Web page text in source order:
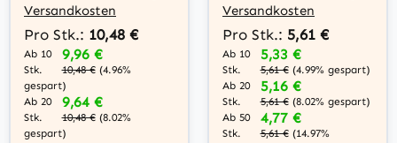
Versandkosten
Pro Stk.: 10,48 €
Ab 10
Stk.
9,96 €
10,48 € (4.96%
gespart)
Ab 20
Stk.
9,64 €
10,48 € (8.02%
gespart)
Versandkosten
Pro Stk.: 5,61 €
Ab 10
Stk.
5,33 €
5,61 € (4.99% gespart)
Ab 20
Stk.
5,16 €
5,61 € (8.02% gespart)
Ab 50
Stk.
4,77 €
5,61 € (14.97%